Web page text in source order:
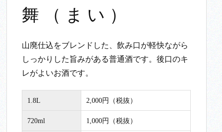
舞（まい）
山廃仕込をブレンドした、飲み口が軽快ながら
しっかりした旨みがある普通酒です。後口のキ
レがよいお酒です。
1.8L 2,000円（税抜）
720ml 1,000円（税抜）